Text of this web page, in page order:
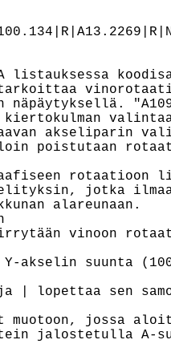
listauksessa
näpäytyksellä.
kiertokulman
akseliparin
poistutaan
rotaatioon
jotka
alareunaan.
vinoon
akselin suunta
lopettaa sen
muotoon, jossa
jalostetulla A-